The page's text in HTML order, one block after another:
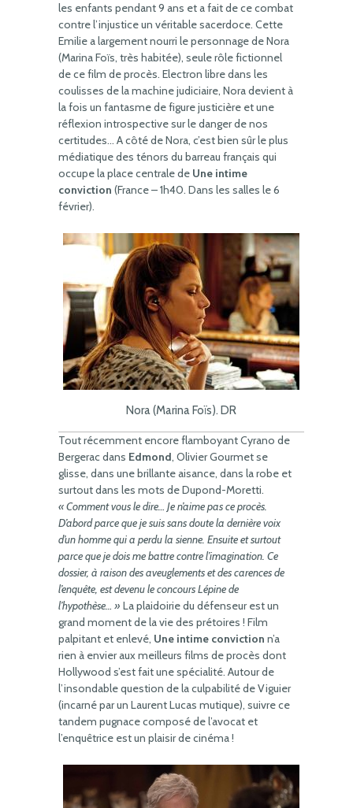
les enfants pendant 9 ans et a fait de ce combat
contre l’injustice un véritable sacerdoce. Cette
Emilie a largement nourri le personnage de Nora
(Marina Foïs, très habitée), seule rôle fictionnel
de ce film de procès. Electron libre dans les
coulisses de la machine judiciaire, Nora devient à
la fois un fantasme de figure justicière et une
réflexion introspective sur le danger de nos
certitudes… A côté de Nora, c’est bien sûr le plus
médiatique des ténors du barreau français qui
occupe la place centrale de Une intime
conviction (France – 1h40. Dans les salles le 6
février).
Nora (Marina Foïs). DR
Tout récemment encore flamboyant Cyrano de
Bergerac dans Edmond, Olivier Gourmet se
glisse, dans une brillante aisance, dans la robe et
surtout dans les mots de Dupond-Moretti.
« Comment vous le dire… Je n’aime pas ce procès.
D’abord parce que je suis sans doute la dernière voix
d’un homme qui a perdu la sienne. Ensuite et surtout
parce que je dois me battre contre l’imagination. Ce
dossier, à raison des aveuglements et des carences de
l’enquête, est devenu le concours Lépine de
l’hypothèse… » La plaidoirie du défenseur est un
grand moment de la vie des prétoires ! Film
palpitant et enlevé, Une intime conviction n’a
rien à envier aux meilleurs films de procès dont
Hollywood s’est fait une spécialité. Autour de
l’insondable question de la culpabilité de Viguier
(incarné par un Laurent Lucas mutique), suivre ce
tandem pugnace composé de l’avocat et
l’enquêtrice est un plaisir de cinéma !